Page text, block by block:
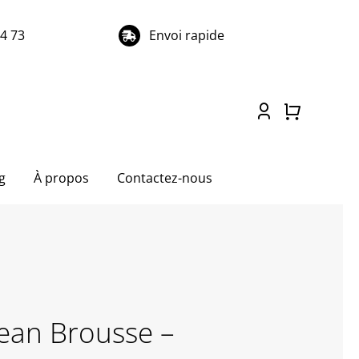
73 Envoi rapide
À propos Contactez-nous
Brousse –